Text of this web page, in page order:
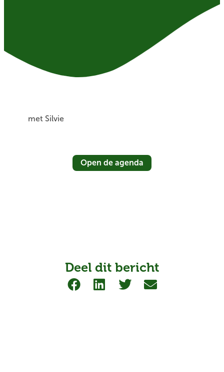
met Silvie
Open de agenda
Deel dit bericht